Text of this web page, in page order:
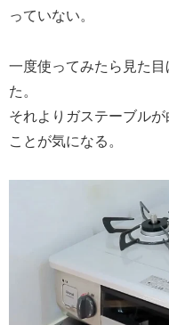
っていない。
一度使ってみたら見た
た。
それよりガステーブル
ことが気になる。